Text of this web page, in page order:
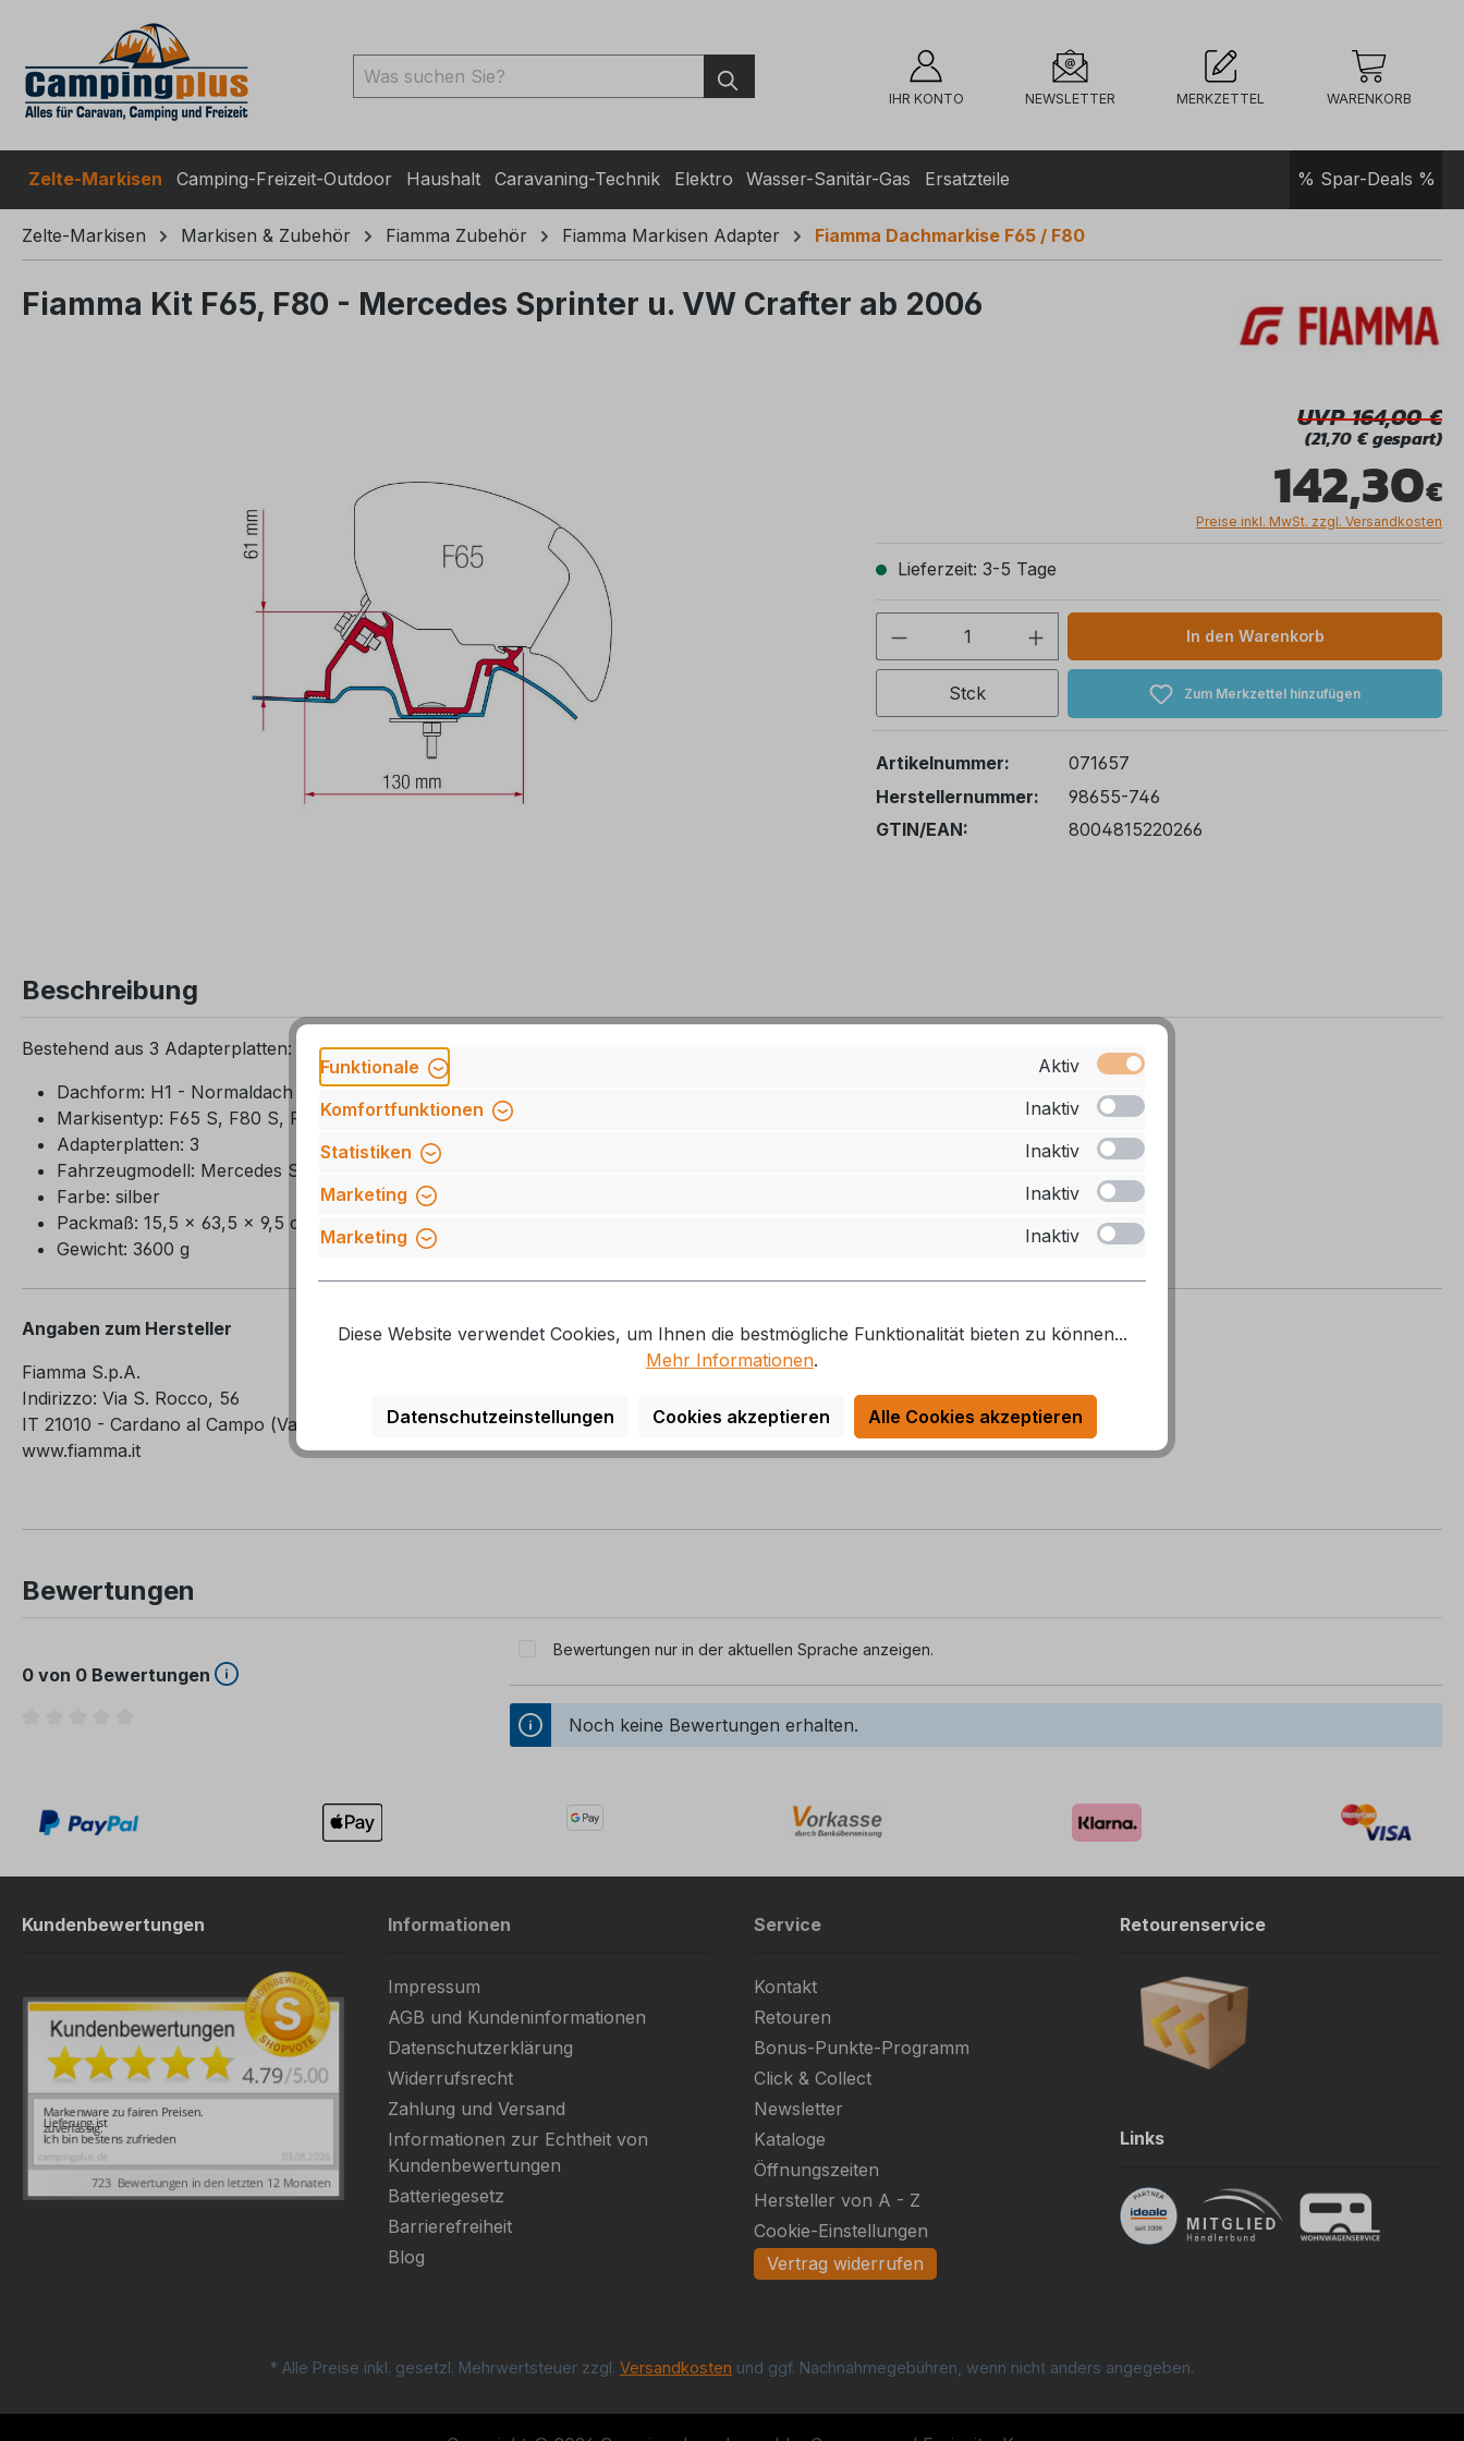
Zur Suche springen
NEWSLETTER MERKZETTEL
IHR KONTO WARENKORB
Zelte-Markisen Camping-Freizeit-Outdoor Haushalt Caravaning-Technik Elektro Wasser-Sanitär-Gas Ersatzteile % Spar-Deals %
Zelte-Markisen Markisen & Zubehör Fiamma Zubehör Fiamma Markisen Adapter Fiamma Dachmarkise F65 / F80
Fiamma Kit F65, F80 - Mercedes Sprinter u. VW Crafter ab 2006
142,30
UVP 164,00
(21,70 € gespart)
Preise inkl. MwSt. zzgl. Versandkosten
Lieferzeit: 3-5 Tage
Produkt Anzahl: Gib den gewünschten Wert
In den Warenkorb
Stck Zum Merkzettel hinzufügen
Artikelnummer:
071657
Herstellernummer:
98655-746
GTIN/EAN:
8004815220266
Beschreibung
Bestehend aus 3 Adapterplatten: 12 cm, 53 cm und 60 cm.
Dachform: H1 - Normaldach
Markisentyp: F65 S, F80 S, F65
Adapterplatten: 3
Fahrzeugmodell: Mercedes Sprinter (Bj. 04/2006 - 000), VW Crafter (Bj. 2006 - 2016)
Farbe: silber
Packmaß: 15,5 x 63,5 x 9,5 cm
Gewicht: 3600 g
Angaben zum Hersteller
Fiamma S.p.A.
Indirizzo: Via S. Rocco, 56
IT 21010 - Cardano al Campo (Va)
www.fiamma.it
Bewertungen
0 von 0 Bewertungen
Bewertungen nur in der aktuellen Sprache anzeigen.
Noch keine Bewertungen erhalten.
Kundenbewertungen Informationen
Impressum
AGB und Kundeninformationen
Datenschutzerklärung
Widerrufsrecht
Zahlung und Versand
Informationen zur Echtheit von
Kundenbewertungen
Batteriegesetz
Barrierefreiheit
Blog
Service
Kontakt
Retouren
Bonus-Punkte-Programm
Click & Collect
Newsletter
Kataloge
Öffnungszeiten
Hersteller von A - Z
Cookie-Einstellungen
Vertrag widerrufen
Retourenservice
Links
* Alle Preise inkl. gesetzl. Mehrwertsteuer zzgl. Versandkosten und ggf. Nachnahmegebühren, wenn nicht anders angegeben.
Funktionale
Aktiv
Komfortfunktionen
Inaktiv
Statistiken
Inaktiv
Marketing
Inaktiv
Marketing
Inaktiv
Diese Website verwendet Cookies, um Ihnen die bestmögliche Funktionalität bieten zu können...
Mehr Informationen.
Datenschutzeinstellungen Cookies akzeptieren Alle Cookies akzeptieren